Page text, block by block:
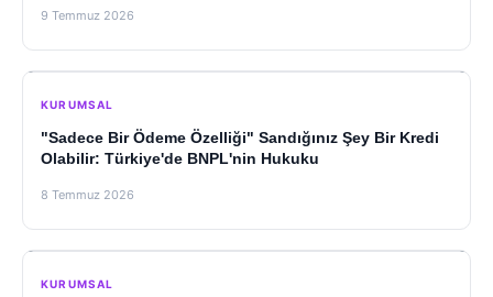
9 Temmuz 2026
KURUMSAL
"Sadece Bir Ödeme Özelliği" Sandığınız Şey Bir Kredi
Olabilir: Türkiye'de BNPL'nin Hukuku
8 Temmuz 2026
KURUMSAL